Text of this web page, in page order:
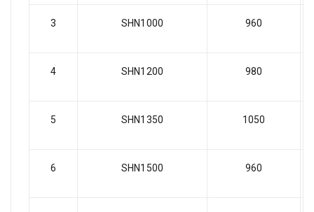
3 SHN1000 960
4 SHN1200 980
5 SHN1350 1050
6 SHN1500 960